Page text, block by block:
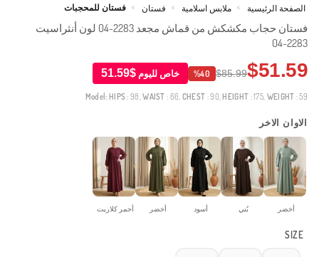
الصفحة الرئيسية > ملابس اسلامية > فستان > فستان للمحجبات
فستان حجاب مكشكش من قماش مجعد 2283-04 لون أنثراسيت
2283-04
$51.59
$85.99
%40 خاص لليوم $51.59
Model: HIPS: 98,WAIST : 66, CHEST : 90, HEIGHT : 175, WEIGHT : 59
الاوان الاخر
أخضر بُني أسود أخضر أحمر كلاريت
SIZE